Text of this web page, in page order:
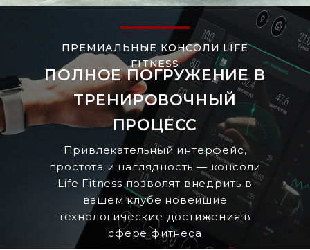
ПОЛНОЕ ПОГРУЖЕНИЕ В
ТРЕНИРОВОЧНЫЙ
ПРОЦЕСС
ПРЕМИАЛЬНЫЕ КОНСОЛИ LIFE
FITNESS
Привлекательный интерфейс,
простота и наглядность — консоли
Life Fitness позволят внедрить в
вашем клубе новейшие
технологические достижения в
сфере фитнеса